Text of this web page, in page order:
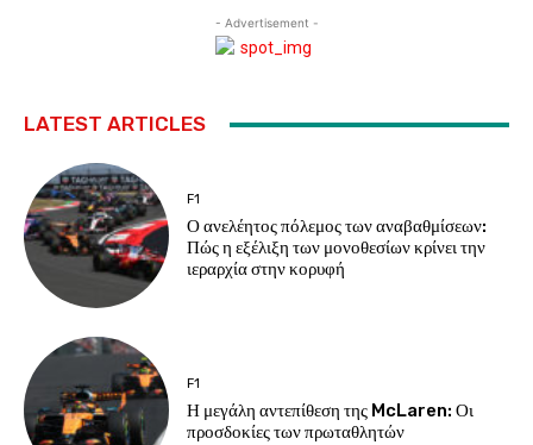
- Advertisement -
LATEST ARTICLES
F1
Ο ανελέητος πόλεμος των αναβαθμίσεων:
Πώς η εξέλιξη των μονοθεσίων κρίνει την
ιεραρχία στην κορυφή
F1
Η μεγάλη αντεπίθεση της McLaren: Οι
προσδοκίες των πρωταθλητών